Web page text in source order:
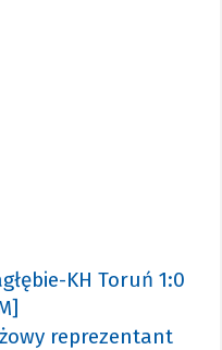
KH Toruń 1:0
reprezentant